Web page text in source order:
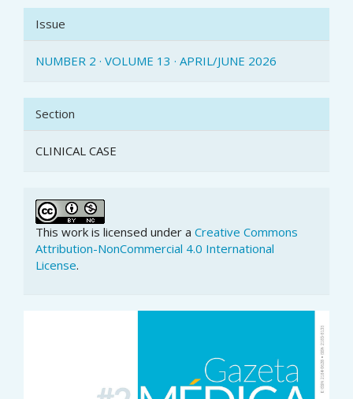
Issue
NUMBER 2 · VOLUME 13 · APRIL/JUNE 2026
Section
CLINICAL CASE
This work is licensed under a Creative Commons
Attribution-NonCommercial 4.0 International
License.